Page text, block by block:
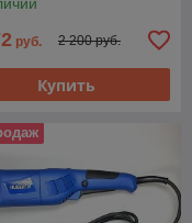
руб. 2 200 руб.
Купить